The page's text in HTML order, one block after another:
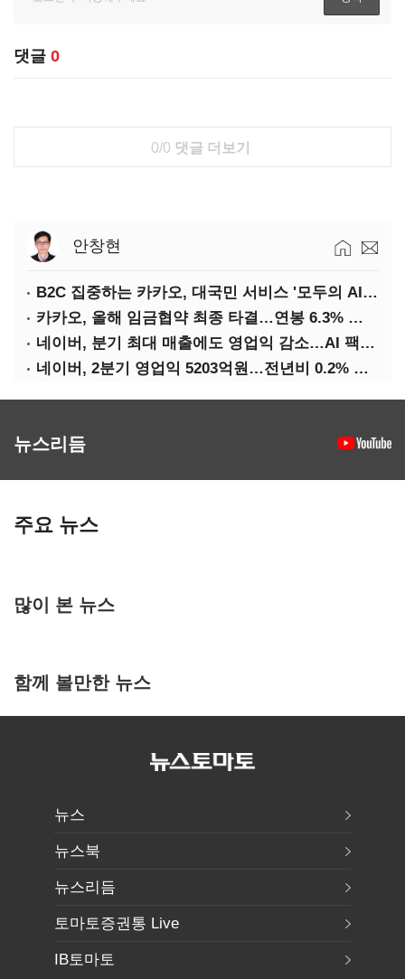
댓글 0
0/0 댓글 더보기
안창현
B2C 집중하는 카카오, 대국민 서비스 '모두의 AI' 사활
카카오, 올해 임금협약 최종 타결…연봉 6.3% 인상·격려금 300만원
네이버, 분기 최대 매출에도 영업익 감소…AI 팩토리 속도
네이버, 2분기 영업익 5203억원…전년비 0.2% 감소
뉴스리듬
주요 뉴스
많이 본 뉴스
함께 볼만한 뉴스
뉴스
뉴스북
뉴스리듬
토마토증권통 Live
IB토마토